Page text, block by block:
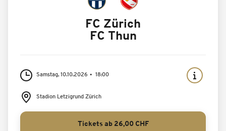
FC Zürich
FC Thun
Samstag, 10.10.2026 18:00
Stadion Letzigrund Zürich
Tickets ab 26,00 CHF